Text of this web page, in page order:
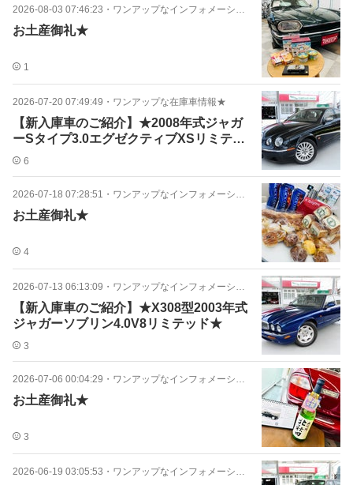
2026-08-03 07:46:23 ・ ワンアップなインフォメーション★
お土産御礼★
1
2026-07-20 07:49:49 ・ ワンアップな在庫車情報★
【新入庫車のご紹介】★2008年式ジャガ
ーSタイプ3.0エグゼクティブXSリミテッ
ド★
6
2026-07-18 07:28:51 ・ ワンアップなインフォメーション★
お土産御礼★
4
2026-07-13 06:13:09 ・ ワンアップなインフォメーション★
【新入庫車のご紹介】★X308型2003年式
ジャガーソブリン4.0V8リミテッド★
3
2026-07-06 00:04:29 ・ ワンアップなインフォメーション★
お土産御礼★
3
2026-06-19 03:05:53 ・ ワンアップなインフォメーション★